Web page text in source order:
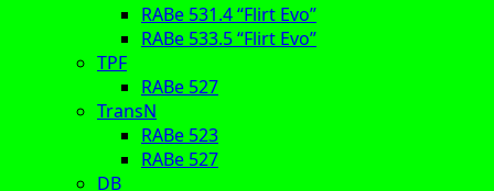
RABe 531.4 “Flirt Evo”
RABe 533.5 “Flirt Evo”
TPF
RABe 527
TransN
RABe 523
RABe 527
DB